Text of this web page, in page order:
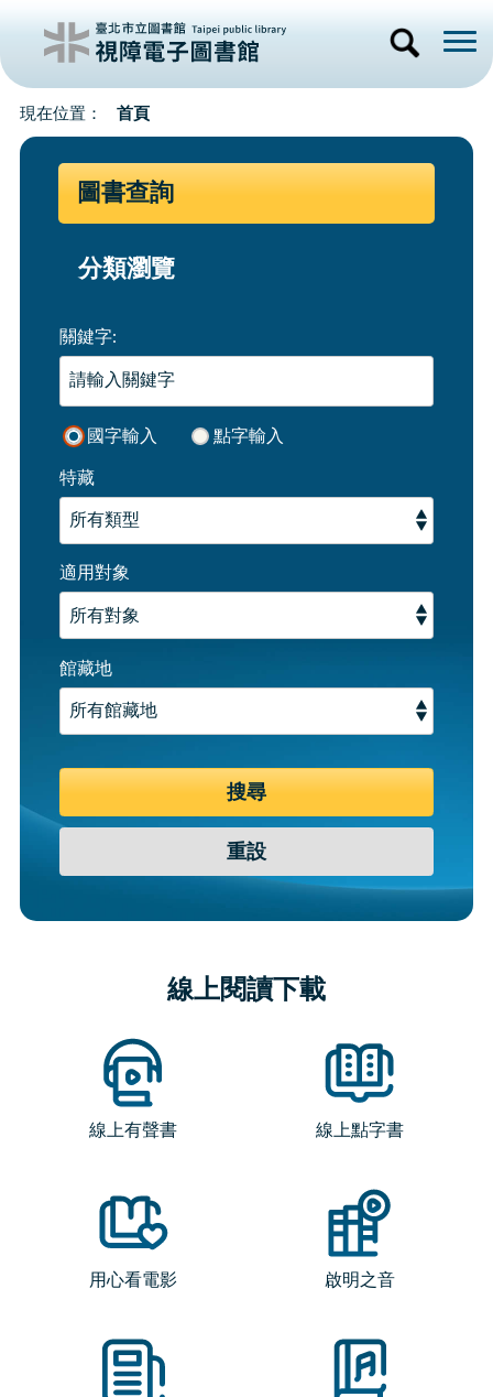
首頁
圖書查詢
分類瀏覽
關鍵字:
國字輸入 點字輸入
特藏
適用對象
館藏地
線上閱讀下載
線上有聲書 線上點字書
用心看電影 啟明之音